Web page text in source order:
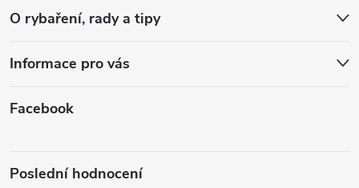
O rybaření, rady a tipy
Informace pro vás
Facebook
Poslední hodnocení